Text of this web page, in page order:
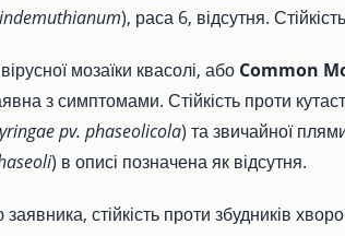
), раса 6, відсутня.
мозаїки квасолі, або Common
з симптомами. Стійкість проти
pv. phaseolicola) та звичайної
) в описі позначена як відсутня.
стійкість проти збудників